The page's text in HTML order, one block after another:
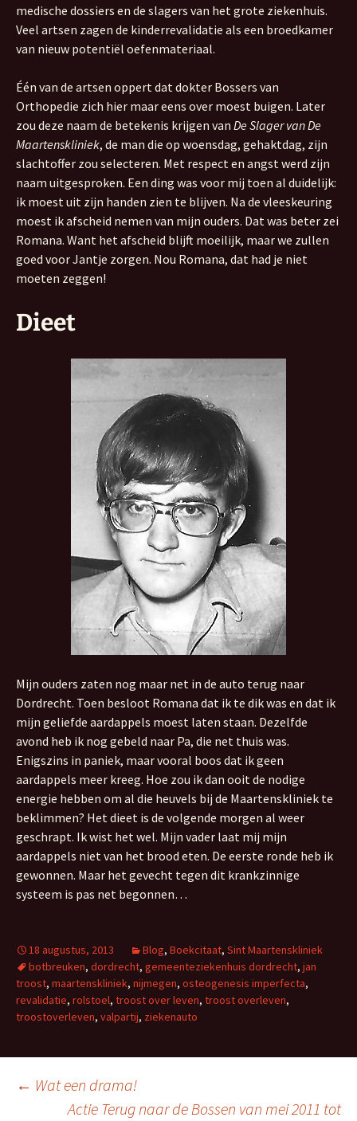
medische dossiers en de slagers van het grote ziekenhuis.
Veel artsen zagen de kinderrevalidatie als een broedkamer
van nieuw potentiël oefenmateriaal.
Één van de artsen oppert dat dokter Bossers van
Orthopedie zich hier maar eens over moest buigen. Later
zou deze naam de betekenis krijgen van De Slager van De
Maartenskliniek, de man die op woensdag, gehaktdag, zijn
slachtoffer zou selecteren. Met respect en angst werd zijn
naam uitgesproken. Een ding was voor mij toen al duidelijk:
ik moest uit zijn handen zien te blijven. Na de vleeskeuring
moest ik afscheid nemen van mijn ouders. Dat was beter zei
Romana. Want het afscheid blijft moeilijk, maar we zullen
goed voor Jantje zorgen. Nou Romana, dat had je niet
moeten zeggen!
Dieet
Mijn ouders zaten nog maar net in de auto terug naar
Dordrecht. Toen besloot Romana dat ik te dik was en dat ik
mijn geliefde aardappels moest laten staan. Dezelfde
avond heb ik nog gebeld naar Pa, die net thuis was.
Enigszins in paniek, maar vooral boos dat ik geen
aardappels meer kreeg. Hoe zou ik dan ooit de nodige
energie hebben om al die heuvels bij de Maartenskliniek te
beklimmen? Het dieet is de volgende morgen al weer
geschrapt. Ik wist het wel. Mijn vader laat mij mijn
aardappels niet van het brood eten. De eerste ronde heb ik
gewonnen. Maar het gevecht tegen dit krankzinnige
systeem is pas net begonnen…
18 augustus, 2013 Blog, Boekcitaat, Sint Maartenskliniek
botbreuken, dordrecht, gemeenteziekenhuis dordrecht, jan
troost, maartenskliniek, nijmegen, osteogenesis imperfecta,
revalidatie, rolstoel, troost over leven, troost overleven,
troostoverleven, valpartij, ziekenauto
Berichtnavigatie
← Wat een drama!
Actie Terug naar de Bossen van mei 2011 tot